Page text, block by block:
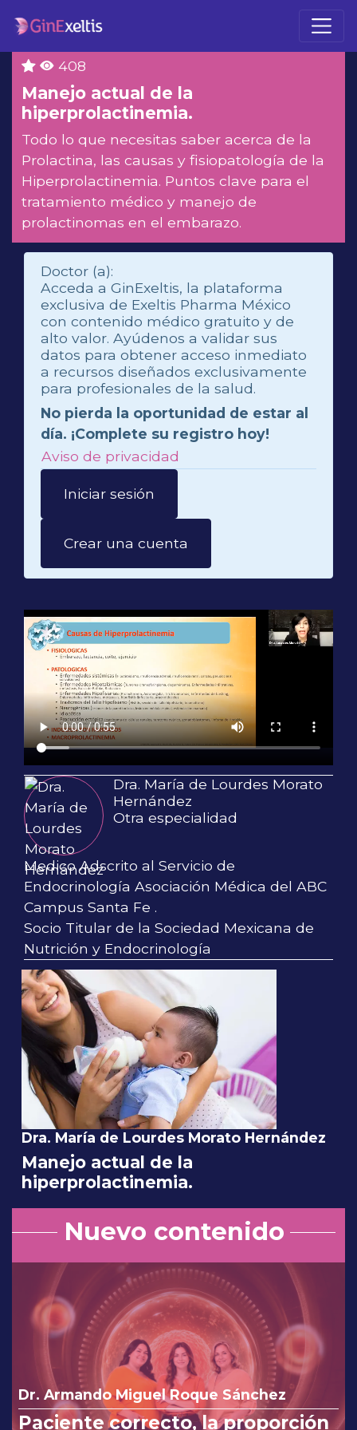
408
Manejo actual de la
hiperprolactinemia.
Todo lo que necesitas saber acerca de la
Prolactina, las causas y fisiopatología de la
Hiperprolactinemia. Puntos clave para el
tratamiento médico y manejo de
prolactinomas en el embarazo.
Doctor (a):
Acceda a GinExeltis, la plataforma
exclusiva de Exeltis Pharma México
con contenido médico gratuito y de
alto valor. Ayúdenos a validar sus
datos para obtener acceso inmediato
a recursos diseñados exclusivamente
para profesionales de la salud.
No pierda la oportunidad de estar al
día. ¡Complete su registro hoy!
Aviso de privacidad
Iniciar sesión
Crear una cuenta
Dra. María de Lourdes Morato
Hernández
Otra especialidad
Medico Adscrito al Servicio de
Endocrinología Asociación Médica del ABC
Campus Santa Fe .
Socio Titular de la Sociedad Mexicana de
Nutrición y Endocrinología
Dra. María de Lourdes Morato Hernández
Manejo actual de la
hiperprolactinemia.
Nuevo contenido
Dr. Armando Miguel Roque Sánchez
Paciente correcto, la proporción